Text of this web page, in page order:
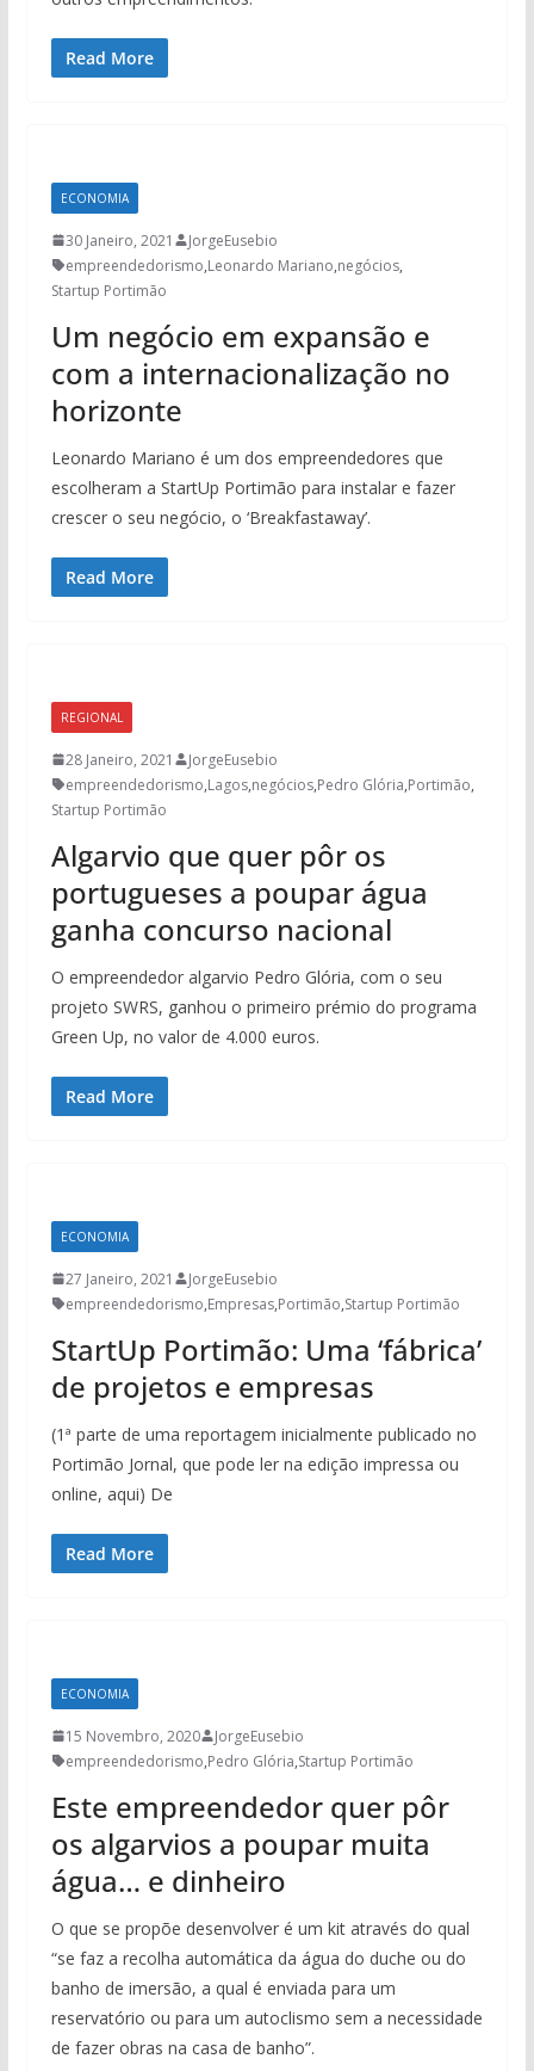
Read More
ECONOMIA
30 Janeiro, 2021
JorgeEusebio
empreendedorismo,Leonardo Mariano,negócios,
Startup Portimão
Um negócio em expansão e
com a internacionalização no
horizonte
Leonardo Mariano é um dos empreendedores que
escolheram a StartUp Portimão para instalar e fazer
crescer o seu negócio, o ‘Breakfastaway’.
Read More
REGIONAL
28 Janeiro, 2021
JorgeEusebio
empreendedorismo,Lagos,negócios,Pedro Glória,Portimão,
Startup Portimão
Algarvio que quer pôr os
portugueses a poupar água
ganha concurso nacional
O empreendedor algarvio Pedro Glória, com o seu
projeto SWRS, ganhou o primeiro prémio do programa
Green Up, no valor de 4.000 euros.
Read More
ECONOMIA
27 Janeiro, 2021
JorgeEusebio
empreendedorismo,Empresas,Portimão,Startup Portimão
StartUp Portimão: Uma ‘fábrica’
de projetos e empresas
(1ª parte de uma reportagem inicialmente publicado no
Portimão Jornal, que pode ler na edição impressa ou
online, aqui) De
Read More
ECONOMIA
15 Novembro, 2020
JorgeEusebio
empreendedorismo,Pedro Glória,Startup Portimão
Este empreendedor quer pôr
os algarvios a poupar muita
água… e dinheiro
O que se propõe desenvolver é um kit através do qual
“se faz a recolha automática da água do duche ou do
banho de imersão, a qual é enviada para um
reservatório ou para um autoclismo sem a necessidade
de fazer obras na casa de banho”.